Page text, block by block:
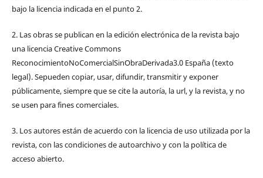
bajo la licencia indicada en el punto 2.
2. Las obras se publican en la edición electrónica de la revista bajo
una licencia Creative Commons
ReconocimientoNoComercialSinObraDerivada3.0 España (texto
legal). Sepueden copiar, usar, difundir, transmitir y exponer
públicamente, siempre que se cite la autoría, la url, y la revista, y no
se usen para fines comerciales.
3. Los autores están de acuerdo con la licencia de uso utilizada por la
revista, con las condiciones de autoarchivo y con la política de
acceso abierto.